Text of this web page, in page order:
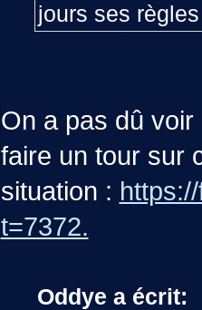
jours ses
On a pas dû voir
faire un tour sur
situation :
t=7372.
Oddye a écrit: